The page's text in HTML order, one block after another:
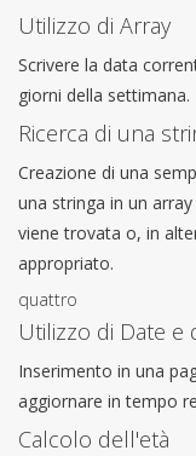
Utilizzo di Array
Scrivere la data
giorni della settimana.
Ricerca di una
Creazione di una
una stringa in un
viene trovata o, in
appropriato.
quattro
Utilizzo di Date e
Inserimento in una
aggiornare in tempo
Calcolo dell'età